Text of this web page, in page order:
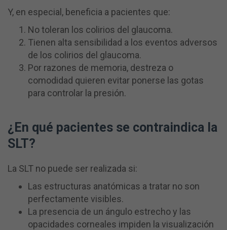
Y, en especial, beneficia a pacientes que:
No toleran los colirios del glaucoma.
Tienen alta sensibilidad a los eventos adversos
de los colirios del glaucoma.
Por razones de memoria, destreza o
comodidad quieren evitar ponerse las gotas
para controlar la presión.
¿En qué pacientes se contraindica la
SLT?
La SLT no puede ser realizada si:
Las estructuras anatómicas a tratar no son
perfectamente visibles.
La presencia de un ángulo estrecho y las
opacidades corneales impiden la visualización